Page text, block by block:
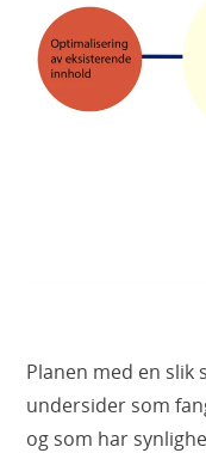
Planen med en
undersider som
og som har